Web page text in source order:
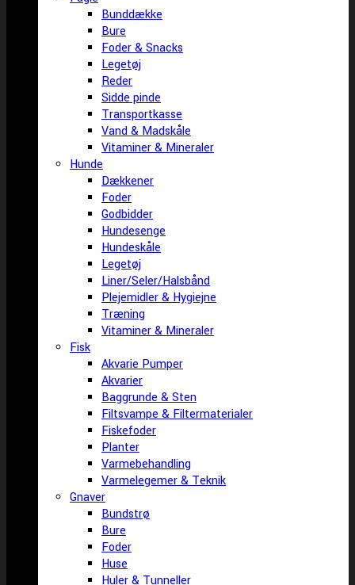
Bunddække
Bure
Foder & Snacks
Legetøj
Reder
Sidde pinde
Transportkasse
Vand & Madskåle
Vitaminer & Mineraler
Hunde
Dækkener
Foder
Godbidder
Hundesenge
Hundeskåle
Legetøj
Liner/Seler/Halsbånd
Plejemidler & Hygiejne
Træning
Vitaminer & Mineraler
Fisk
Akvarie Pumper
Akvarier
Baggrunde & Sten
Filtsvampe & Filtermaterialer
Fiskefoder
Planter
Varmebehandling
Varmelegemer & Teknik
Gnaver
Bundstrø
Bure
Foder
Huse
Huler & Tunneller